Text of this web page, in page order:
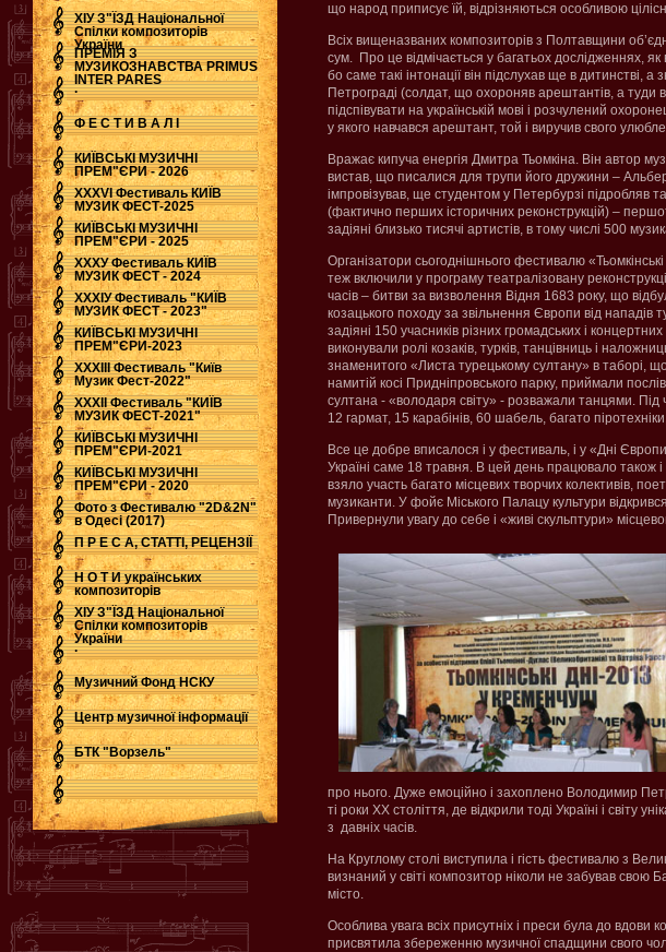
ХІУ З"ЇЗД Національної
Спілки композиторів
України
ПРЕМІЯ З
МУЗИКОЗНАВСТВА PRIMUS
INTER PARES
.
Ф Е С Т И В А Л І
КИЇВСЬКІ МУЗИЧНІ
ПРЕМ"ЄРИ - 2026
ХХХVI Фестиваль КИЇВ
МУЗИК ФЕСТ-2025
КИЇВСЬКІ МУЗИЧНІ
ПРЕМ"ЄРИ - 2025
ХХХУ Фестиваль КИЇВ
МУЗИК ФЕСТ - 2024
ХХХІУ Фестиваль "КИЇВ
МУЗИК ФЕСТ - 2023"
КИЇВСЬКІ МУЗИЧНІ
ПРЕМ"ЄРИ-2023
ХХХІІІ Фестиваль "Київ
Музик Фест-2022"
ХХХІІ Фестиваль "КИЇВ
МУЗИК ФЕСТ-2021"
КИЇВСЬКІ МУЗИЧНІ
ПРЕМ"ЄРИ-2021
КИЇВСЬКІ МУЗИЧНІ
ПРЕМ"ЄРИ - 2020
Фото з Фестивалю "2D&2N"
в Одесі (2017)
П Р Е С А, СТАТТІ, РЕЦЕНЗІЇ
Н О Т И українських
композиторів
ХІУ З"ЇЗД Національної
Спілки композиторів
України
.
Музичний Фонд НСКУ
Центр музичної інформації
БТК "Ворзель"
що народ приписує їй, відрізняються особливою
Всіх вищеназваних композиторів з Полтавщини
сум. Про це відмічається у багатьох дослідженнях,
бо саме такі інтонації він підслухав ще в дитинстві,
Петрограді (солдат, що охороняв арештантів, а туди
підспівувати на українській мові і розчулений
у якого навчався арештант, той і виручив свого
Вражає кипуча енергія Дмитра Тьомкіна. Він автор
вистав, що писалися для трупи його дружини –
імпровізував, ще студентом у Петербурзі підробляв
(фактично перших історичних реконструкцій) –
задіяні близько тисячі артистів, в тому числі 500
Організатори сьогоднішнього фестивалю
теж включили у програму театралізовану
часів – битви за визволення Відня 1683 року, що
козацького походу за звільнення Європи від нападів
задіяні 150 учасників різних громадських і
виконували ролі козаків, турків, танцівниць і
знаменитого «Листа турецькому султану» в таборі,
намитій косі Придніпровського парку, приймали
султана - «володаря світу» - розважали танцями. Під
12 гармат, 15 карабінів, 60 шабель, багато
Все це добре вписалося і у фестиваль, і у «Дні
Україні саме 18 травня. В цей день працювало також і
взяло участь багато місцевих творчих колективів,
музиканти. У фойє Міського Палацу культури
Привернули увагу до себе і «живі скульптури»
про нього. Дуже емоційно і захоплено Володимир
ті роки ХХ століття, де відкрили тоді Україні і світу
з давніх часів.
На Круглому столі виступила і гість фестивалю з
визнаний у світі композитор ніколи не забував свою
місто.
Особлива увага всіх присутніх і преси була до вдови
присвятила збереженню музичної спадщини свого